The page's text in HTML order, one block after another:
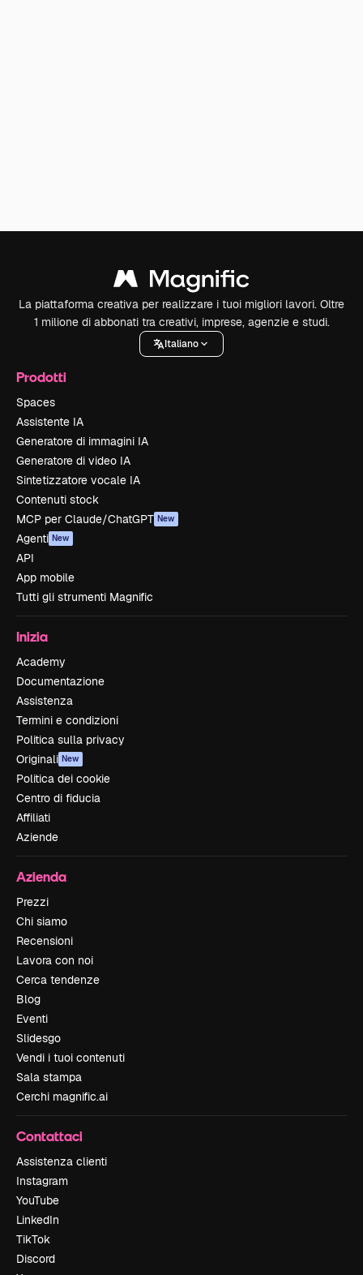
La piattaforma creativa per realizzare i tuoi migliori lavori. Oltre
1 milione di abbonati tra creativi, imprese, agenzie e studi.
Italiano
Prodotti
Spaces
Assistente IA
Generatore di immagini IA
Generatore di video IA
Sintetizzatore vocale IA
Contenuti stock
MCP per Claude/ChatGPT New
Agenti New
API
App mobile
Tutti gli strumenti Magnific
Inizia
Academy
Documentazione
Assistenza
Termini e condizioni
Politica sulla privacy
Originali New
Politica dei cookie
Centro di fiducia
Affiliati
Aziende
Azienda
Prezzi
Chi siamo
Recensioni
Lavora con noi
Cerca tendenze
Blog
Eventi
Slidesgo
Vendi i tuoi contenuti
Sala stampa
Cerchi magnific.ai
Contattaci
Assistenza clienti
Instagram
YouTube
LinkedIn
TikTok
Discord